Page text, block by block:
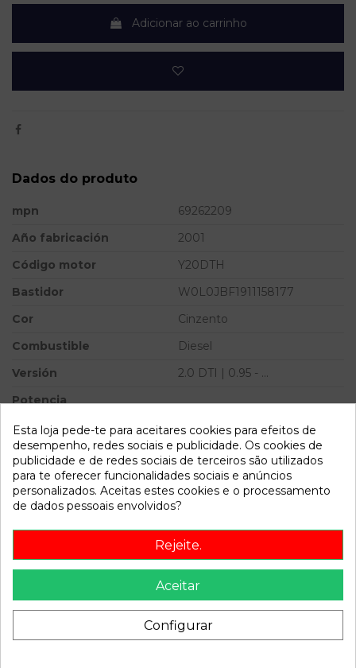
Adicionar ao carrinho
Dados do produto
mpn
69262209
Año fabricación
2001
Código motor
Y20DTH
Bastidor
W0L0JBF1911158177
Cor
Cinzento
Combustible
Diesel
Versión
2.0 DTI | 0.95 - ...
Potencia
Ref.Marca
Modelo
VECTRA B BERLINA 2.0 DTI |
0.95 - ...
Referência 801662
Recambio de mando climatizador para opel vectra b berlina
2.0 dti | 0.95 - ... 2.0 dti | 0.95 - ... referencia OEM IAM
69262209 J2900ASIC
Esta loja pede-te para aceitares cookies para efeitos de
desempenho, redes sociais e publicidade. Os cookies de
publicidade e de redes sociais de terceiros são utilizados
para te oferecer funcionalidades sociais e anúncios
personalizados. Aceitas estes cookies e o processamento
de dados pessoais envolvidos?
Rejeite.
Aceitar
Configurar